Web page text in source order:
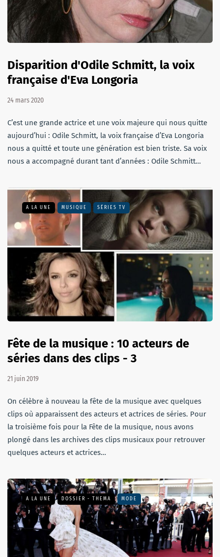
Disparition d'Odile Schmitt, la voix
française d'Eva Longoria
24 mars 2020
C’est une grande actrice et une voix majeure qui nous quitte
aujourd’hui : Odile Schmitt, la voix française d’Eva Longoria
nous a quitté et toute une génération est bien triste. Sa voix
nous a accompagné durant tant d’années : Odile Schmitt…
A LA UNE MUSIQUE SÉRIES TV
Fête de la musique : 10 acteurs de
séries dans des clips - 3
21 juin 2019
On célèbre à nouveau la fête de la musique avec quelques
clips où apparaissent des acteurs et actrices de séries. Pour
la troisième fois pour la Fête de la musique, nous avons
plongé dans les archives des clips musicaux pour retrouver
quelques acteurs et actrices…
A LA UNE DOSSIER - THEMA MODE